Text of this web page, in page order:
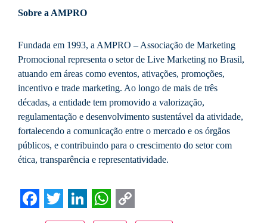
Sobre a AMPRO
Fundada em 1993, a AMPRO – Associação de Marketing
Promocional representa o setor de Live Marketing no Brasil,
atuando em áreas como eventos, ativações, promoções,
incentivo e trade marketing. Ao longo de mais de três
décadas, a entidade tem promovido a valorização,
regulamentação e desenvolvimento sustentável da atividade,
fortalecendo a comunicação entre o mercado e os órgãos
públicos, e contribuindo para o crescimento do setor com
ética, transparência e representatividade.
Facebook
Twitter
LinkedIn
WhatsApp
Copy